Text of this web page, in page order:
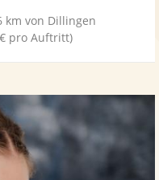
km von Dillingen
pro Auftritt)